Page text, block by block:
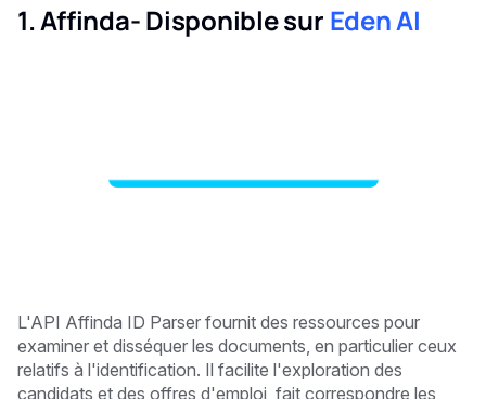
1. Affinda- Disponible sur Eden AI
L'API Affinda ID Parser fournit des ressources pour
examiner et disséquer les documents, en particulier ceux
relatifs à l'identification. Il facilite l'exploration des
candidats et des offres d'emploi, fait correspondre les